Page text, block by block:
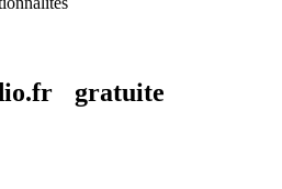
gratuite